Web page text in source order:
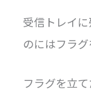
受信トレイ
のにはフラグ
フラグを立